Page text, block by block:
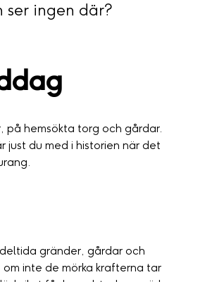
ser ingen där?
på hemsökta torg och gårdar.
just du med i historien när det
gränder, gårdar och
inte de mörka krafterna tar